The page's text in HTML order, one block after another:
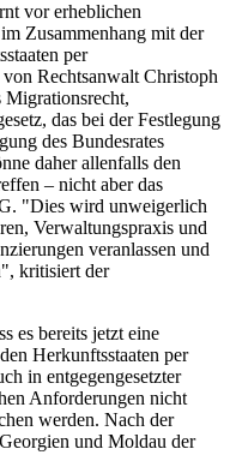
vor erheblichen
Zusammenhang mit der
per
Rechtsanwalt Christoph
das bei der Festlegung
des Bundesrates
daher allenfalls den
– nicht aber das
. "Dies wird unweigerlich
Verwaltungspraxis und
veranlassen und
kritisiert der
es bereits jetzt eine
Herkunftsstaaten per
in entgegengesetzter
Anforderungen nicht
werden. Nach der
und Moldau der